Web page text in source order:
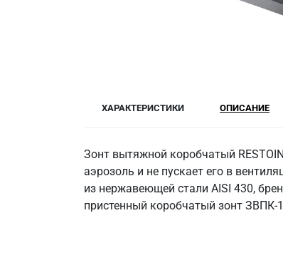
ХАРАКТЕРИСТИКИ ОПИСАНИЕ
Зонт вытяжной коробчатый
аэрозоль и не пускает его в
из нержавеющей стали AISI 430,
пристенный коробчатый зонт ЗВПК-